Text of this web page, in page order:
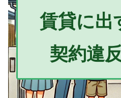
賃貸に出
契約違